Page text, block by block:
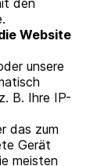
den
Website
unsere
B. Ihre IP-
das zum
Gerät
meisten